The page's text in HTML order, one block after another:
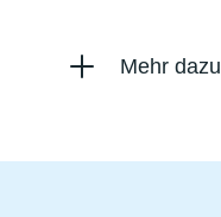
Mehr dazu